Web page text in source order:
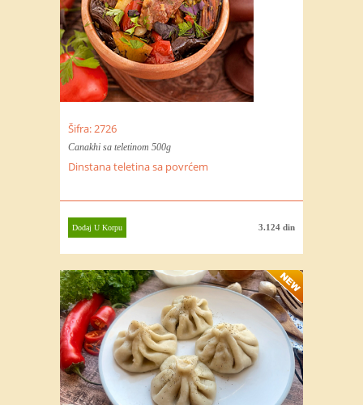
Šifra: 2726
Canakhi sa teletinom 500g
Dinstana teletina sa povrćem
3.124 din
Dodaj U Korpu